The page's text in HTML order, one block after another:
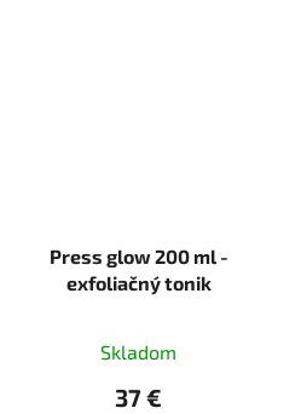
Press glow 200 ml -
exfoliačný tonik
Skladom
37 €